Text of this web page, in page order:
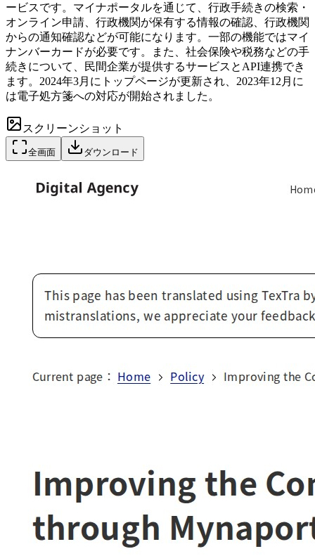
ービスです。マイナポータルを通じて、行政手続きの検索・
オンライン申請、行政機関が保有する情報の確認、行政機関
からの通知確認などが可能になります。一部の機能ではマイ
ナンバーカードが必要です。また、社会保険や税務などの手
続きについて、民間企業が提供するサービスとAPI連携でき
ます。2024年3月にトップページが更新され、2023年12月に
は電子処方箋への対応が開始されました。
スクリーンショット
全画面 ダウンロード